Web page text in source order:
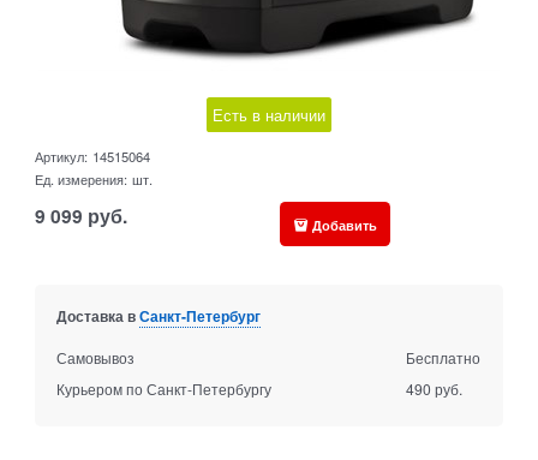
Есть в наличии
Артикул: 14515064
Ед. измерения: шт.
9 099 руб. Добавить
Доставка вСанкт-Петербург
Самовывоз
Бесплатно
Курьером по Санкт-Петербургу
490 руб.